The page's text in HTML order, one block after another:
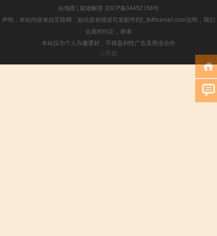
站地图 | 疑难解答 京ICP备04452158号
声明：本站内容来自互联网，如信息有错误可发邮件到f_fb#foxmail.com说明，我们
会及时纠正，谢谢
本站仅为个人兴趣爱好，不接盈利性广告及商业合作
小男孩